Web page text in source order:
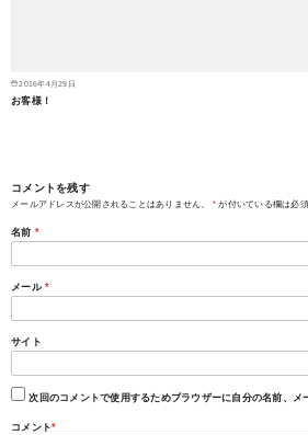
2016年4月29日
お客様！
コメントを残す
メールアドレスが公開されることはありません。 * が付いている欄は必
名前 *
メール *
サイト
次回のコメントで使用するためブラウザーに自分の名前、メ
コメント*